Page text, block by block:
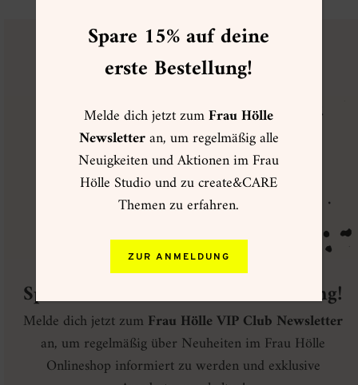
FRAU HÖLLEVIP CLUB
Spare 15% auf deine erste Bestellung!
Melde dich jetzt zum Frau Hölle VIP Club Newsletter
an, um regelmäßig über Neuheiten im Frau Hölle
Onlineshop informiert zu werden und exklusive
Spare 15% auf deine
erste Bestellung!
Melde dich jetzt zumFrau Hölle
Newsletteran, um regelmäßig alle
Neuigkeiten und Aktionen im Frau
Hölle Studio und zu create&CARE
Themen zu erfahren.
ZUR ANMELDUNG